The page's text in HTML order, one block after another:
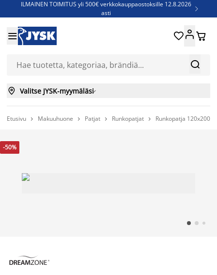
ILMAINEN TOIMITUS yli 500€ verkkokauppaostoksille 12.8.2026
asti

Jenkkisänkyjä - Säästä jopa 60%


 
 Valitse JYSK-myymäläsi
Etusivu  Makuuhuone  Patjat  Runkopatjat  Runkopatja
-50%